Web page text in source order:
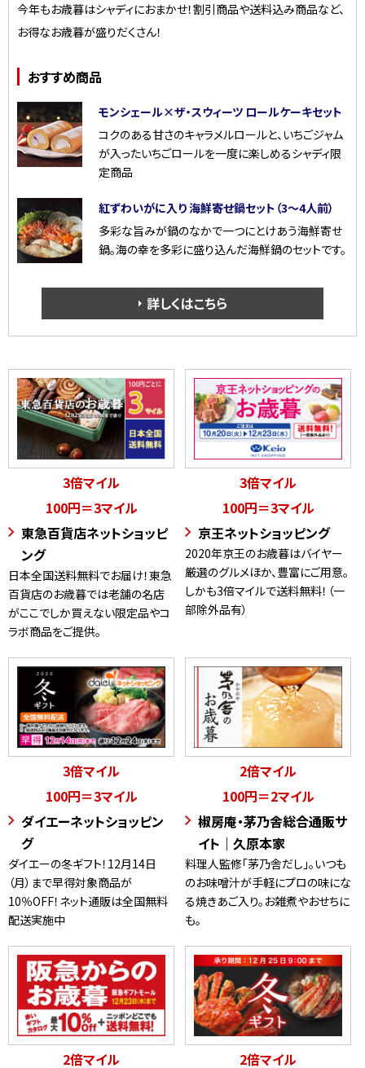
今年もお歳暮はシャディにおまかせ！割引商品や送料込み商品など、
お得なお歳暮が盛りだくさん！
おすすめ商品
モンシェール×ザ・スウィーツ ロールケーキセット
コクのある甘さのキャラメルロールと、いちごジャム
が入ったいちごロールを一度に楽しめるシャディ限
定商品
紅ずわいがに入り 海鮮寄せ鍋セット（3～4人前）
多彩な旨みが鍋のなかで一つにとけあう海鮮寄せ
鍋。海の幸を多彩に盛り込んだ海鮮鍋のセットです。
詳しくはこちら
3倍マイル
100円＝3マイル
東急百貨店ネットショッピ
ング
日本全国送料無料でお届け！東急
百貨店のお歳暮では老舗の名店
がここでしか買えない限定品やコ
ラボ商品をご提供。
3倍マイル
100円＝3マイル
京王ネットショッピング
2020年京王のお歳暮はバイヤー
厳選のグルメほか、豊富にご用意。
しかも3倍マイルで送料無料！（一
部除外品有）
3倍マイル
100円＝3マイル
ダイエーネットショッピン
グ
ダイエーの冬ギフト！12月14日
（月）まで早得対象商品が
10％OFF！ネット通販は全国無料
配送実施中
2倍マイル
100円＝2マイル
椒房庵・茅乃舎総合通販サ
イト｜久原本家
料理人監修「茅乃舎だし」。いつも
のお味噌汁が手軽にプロの味にな
る焼きあご入り。お雑煮やおせちに
も。
2倍マイル 2倍マイル